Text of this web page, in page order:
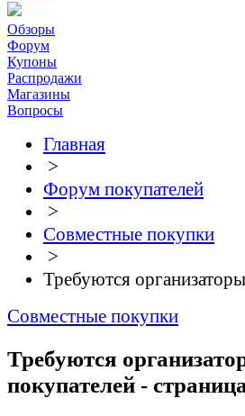
Обзоры
Форум
Купоны
Распродажи
Магазины
Вопросы
Главная
>
Форум покупателей
>
Совместные покупки
>
Требуются организаторы
Совместные покупки
Требуются
покупателей -